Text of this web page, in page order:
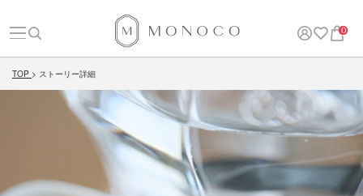
0
TOP ストーリー詳細